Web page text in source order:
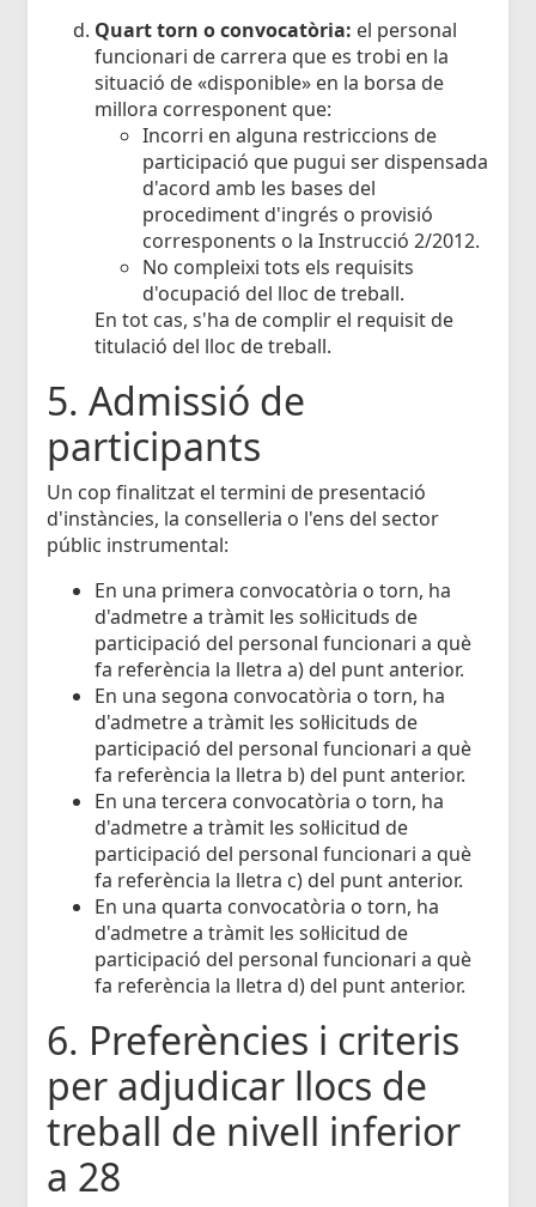
Quart torn o convocatòria: el personal
funcionari de carrera que es trobi en la
situació de «disponible» en la borsa de
millora corresponent que:
Incorri en alguna restriccions de
participació que pugui ser dispensada
d'acord amb les bases del
procediment d'ingrés o provisió
corresponents o la Instrucció 2/2012.
No compleixi tots els requisits
d'ocupació del lloc de treball.
En tot cas, s'ha de complir el requisit de
titulació del lloc de treball.
5. Admissió de
participants
Un cop finalitzat el termini de presentació
d'instàncies, la conselleria o l'ens del sector
públic instrumental:
En una primera convocatòria o torn, ha
d'admetre a tràmit les sol·licituds de
participació del personal funcionari a què
fa referència la lletra a) del punt anterior.
En una segona convocatòria o torn, ha
d'admetre a tràmit les sol·licituds de
participació del personal funcionari a què
fa referència la lletra b) del punt anterior.
En una tercera convocatòria o torn, ha
d'admetre a tràmit les sol·licitud de
participació del personal funcionari a què
fa referència la lletra c) del punt anterior.
En una quarta convocatòria o torn, ha
d'admetre a tràmit les sol·licitud de
participació del personal funcionari a què
fa referència la lletra d) del punt anterior.
6. Preferències i criteris
per adjudicar llocs de
treball de nivell inferior
a 28